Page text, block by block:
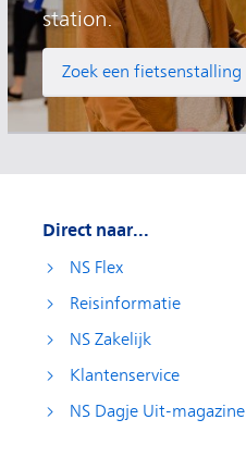
station.
Zoek een fietsenstalling
Direct naar...
NS Flex
Reisinformatie
NS Zakelijk
Klantenservice
NS Dagje Uit-magazine